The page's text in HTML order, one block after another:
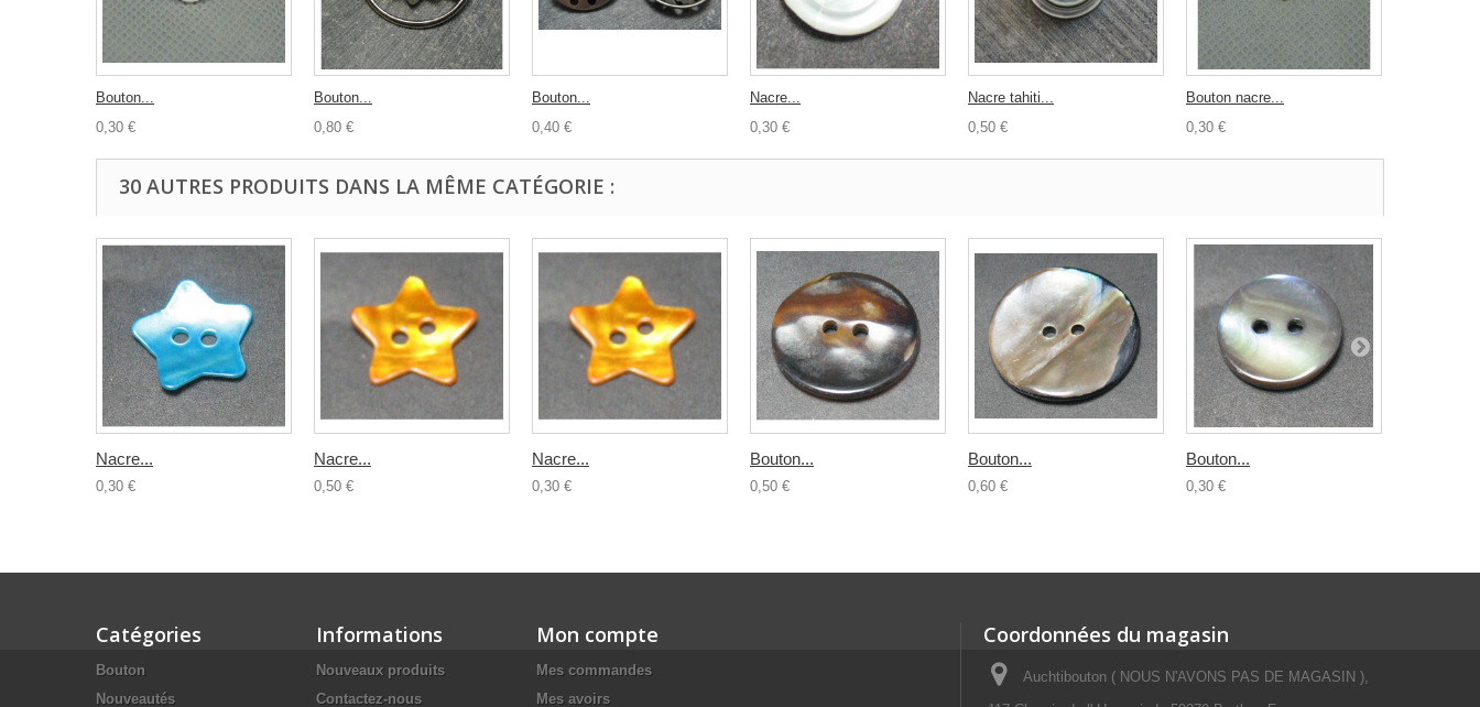
Bouton...
0,30 €
Bouton...
0,80 €
Bouton...
0,40 €
Nacre...
0,30 €
Nacre tahiti...
0,50 €
Bouton nacre...
0,30 €
30 AUTRES PRODUITS DANS LA MÊME CATÉGORIE :
Nacre...
0,30 €
Nacre...
0,50 €
Nacre...
0,30 €
Bouton...
0,50 €
Bouton...
0,60 €
Bouton...
0,30 €
Catégories
Bouton
Nouveautés
Informations
Nouveaux produits
Contactez-nous
Mon compte
Mes commandes
Mes avoirs
Coordonnées du magasin
Auchtibouton ( NOUS N'AVONS PAS DE MAGASIN ),